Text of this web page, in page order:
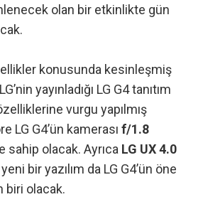
olan bir etkinlikte gün
konusunda kesinleşmiş
yayınladığı LG G4 tanıtım
vurgu yapılmış
LG G4’ün kamerası f/1.8
olacak. Ayrıca LG UX 4.0
bir yazılım da LG G4’ün öne
biri olacak.